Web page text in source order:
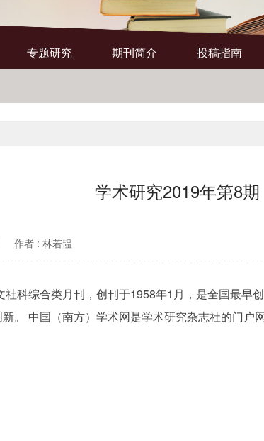
专题研究 期刊简介 投稿指南
学术研究2019年第8期
作者 : 林若韫
社科综合类月刊，创刊于1958年1月，是全国最
。 中国（南方）学术网是学术研究杂志社的门户网